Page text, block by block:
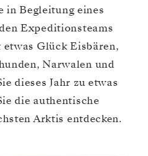
in Begleitung eines
Expeditionsteams
etwas Glück Eisbären,
Narwalen und
dieses Jahr zu etwas
die authentische
Arktis entdecken.